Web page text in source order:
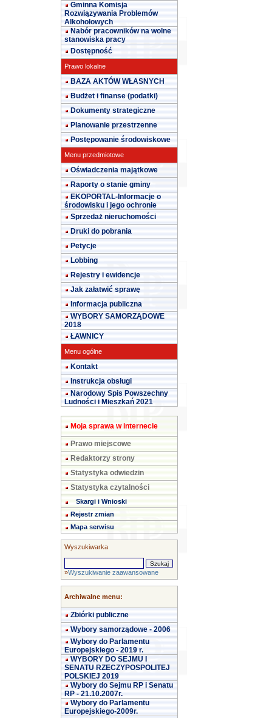
Gminna Komisja
Rozwiązywania Problemów
Alkoholowych
Nabór pracowników na wolne
stanowiska pracy
Dostępność
Prawo lokalne
BAZA AKTÓW WŁASNYCH
Budżet i finanse (podatki)
Dokumenty strategiczne
Planowanie przestrzenne
Postępowanie środowiskowe
Menu przedmiotowe
Oświadczenia majątkowe
Raporty o stanie gminy
EKOPORTAL-Informacje o
środowisku i jego ochronie
Sprzedaż nieruchomości
Druki do pobrania
Petycje
Lobbing
Rejestry i ewidencje
Jak załatwić sprawę
Informacja publiczna
WYBORY SAMORZĄDOWE
2018
ŁAWNICY
Menu ogólne
Kontakt
Instrukcja obsługi
Narodowy Spis Powszechny
Ludności i Mieszkań 2021
Moja sprawa w internecie
Prawo miejscowe
Redaktorzy strony
Statystyka odwiedzin
Statystyka czytalności
Skargi i Wnioski
Rejestr zmian
Mapa serwisu
Wyszukiwarka
»Wyszukiwanie zaawansowane
Archiwalne menu:
Zbiórki publiczne
Wybory samorządowe - 2006
Wybory do Parlamentu
Europejskiego - 2019 r.
WYBORY DO SEJMU I
SENATU RZECZYPOSPOLITEJ
POLSKIEJ 2019
Wybory do Sejmu RP i Senatu
RP - 21.10.2007r.
Wybory do Parlamentu
Europejskiego-2009r.